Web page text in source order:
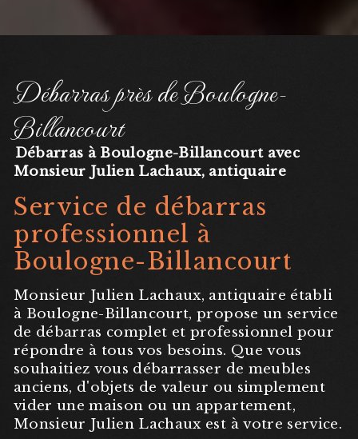
Débarras près de Boulogne-
Billancourt
Débarras à Boulogne-Billancourt avec
Monsieur Julien Lachaux, antiquaire
Service de débarras
professionnel à
Boulogne-Billancourt
Monsieur Julien Lachaux, antiquaire établi
à Boulogne-Billancourt, propose un service
de débarras complet et professionnel pour
répondre à tous vos besoins. Que vous
souhaitiez vous débarrasser de meubles
anciens, d'objets de valeur ou simplement
vider une maison ou un appartement,
Monsieur Julien Lachaux est à votre service.